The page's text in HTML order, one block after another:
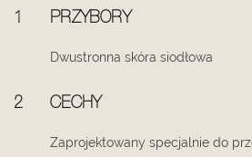
1 PRZYBORY
Dwustronna skóra siodłowa
2 CECHY
Zaprojektowany specjalnie do